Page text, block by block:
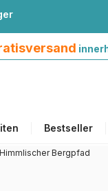
Bestseller
Himmlischer Bergpfad